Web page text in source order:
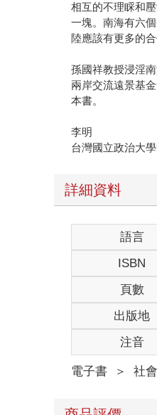
相互的不理睬和
一塊。南海有六
陸應該有更多的
孫國祥教授浸淫
兩岸交流遠景基
本書。
李明
台灣國立政治大
詳細資料
語言
ISBN
頁數
出版地
注音
電子書 ＞ 社